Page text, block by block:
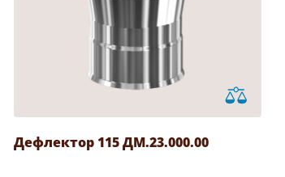
Дефлектор 115 ДМ.23.000.00